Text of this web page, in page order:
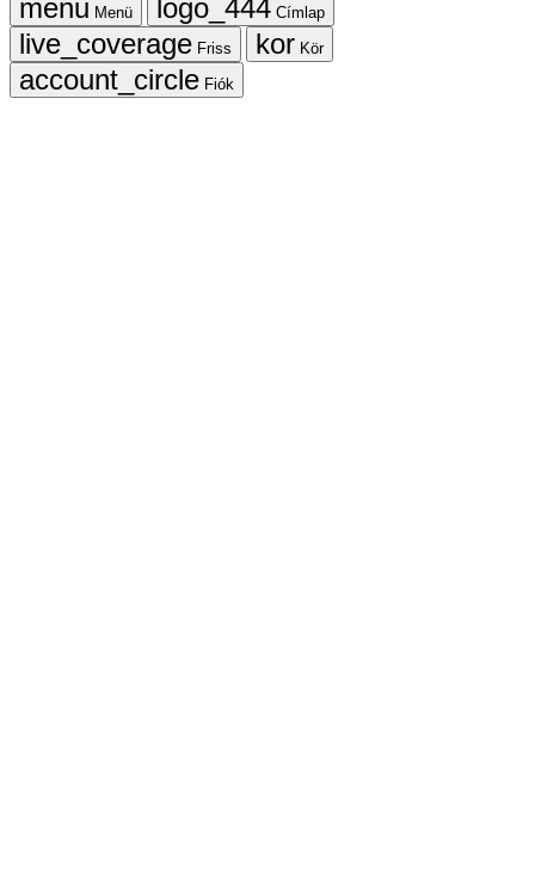
Menü
Címlap
Friss
Kör
Fiók